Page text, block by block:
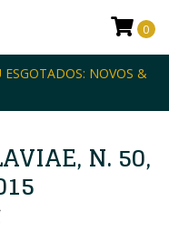
ESGOTADOS: NOVOS &
0
N. 50,